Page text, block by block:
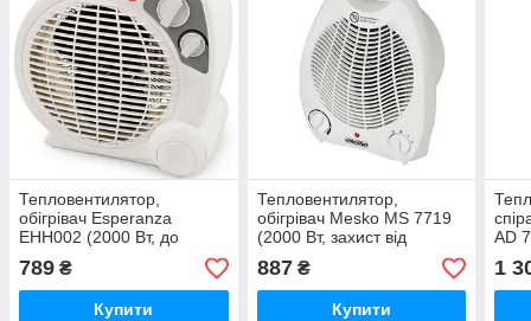
Тепловентилятор,
обігрівач Esperanza
EHH002 (2000 Вт, до
789 ₴
Купити
Тепловентилятор,
обігрівач Mesko MS 7719
(2000 Вт, захист від
887₴
Купити
AD
1